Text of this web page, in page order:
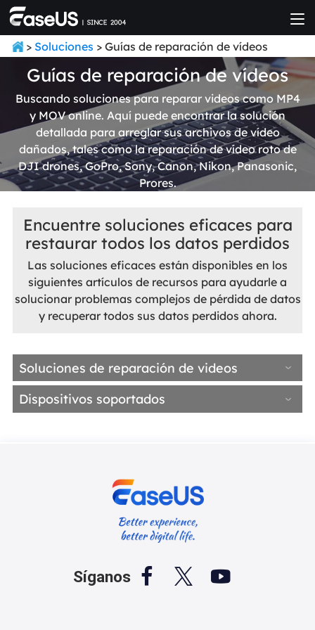
> Soluciones > Guías de reparación de vídeos
Guías de reparación de vídeos
Buscando soluciones para reparar videos como MP4
y MOV online. Aquí puede encontrar la solución
detallada para arreglar sus archivos de vídeo
dañados, tales como la reparación de vídeo roto de
DJI drones, GoPro, Sony, Canon, Nikon, Panasonic,
Prores.
Encuentre soluciones eficaces para
restaurar todos los datos perdidos
Las soluciones eficaces están disponibles en los
siguientes artículos de recursos para ayudarle a
solucionar problemas complejos de pérdida de datos
y recuperar todos sus datos perdidos ahora.
Soluciones de reparación de videos
Dispositivos soportados
Síganos   